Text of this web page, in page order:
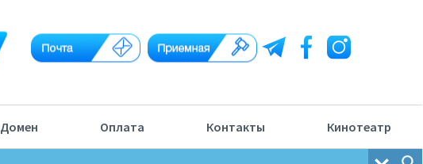
Домен Оплата Контакты Кинотеатр